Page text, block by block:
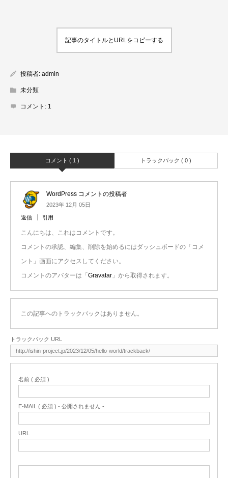
記事のタイトルとURLをコピーする
投稿者: admin
未分類
コメント: 1
コメント ( 1 ) トラックバック ( 0 )
WordPress コメントの投稿者
2023年 12月 05日
返信 引用
こんにちは、これはコメントです。
コメントの承認、編集、削除を始めるにはダッシュボードの「コメ
ント」画面にアクセスしてください。
コメントのアバターは「Gravatar 」から取得されます。
この記事へのトラックバックはありません。
トラックバック URL
名前 ( 必須 )
E-MAIL ( 必須 ) - 公開されません -
URL